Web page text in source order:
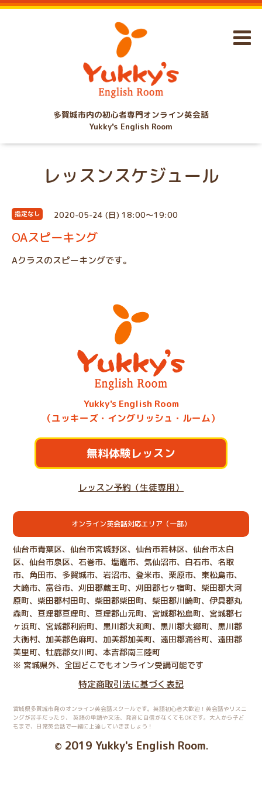
多賀城市内の初心者専門オンライン英会話
Yukky's English Room
レッスンスケジュール
指定なし 2020-05-24 (日) 18:00～19:00
OAスピーキング
Aクラスのスピーキングです。
Yukky's English Room
（ユッキーズ・イングリッシュ・ルーム）
無料体験レッスン
レッスン予約（生徒専用）
オンライン英会話対応エリア（一部）
仙台市青葉区、仙台市宮城野区、仙台市若林区、仙台市太白
区、仙台市泉区、石巻市、塩竈市、気仙沼市、白石市、名取
市、角田市、多賀城市、岩沼市、登米市、栗原市、東松島市、
大崎市、富谷市、刈田郡蔵王町、刈田郡七ヶ宿町、柴田郡大河
原町、柴田郡村田町、柴田郡柴田町、柴田郡川崎町、伊具郡丸
森町、亘理郡亘理町、亘理郡山元町、宮城郡松島町、宮城郡七
ヶ浜町、宮城郡利府町、黒川郡大和町、黒川郡大郷町、黒川郡
大衡村、加美郡色麻町、加美郡加美町、遠田郡涌谷町、遠田郡
美里町、牡鹿郡女川町、本吉郡南三陸町
※ 宮城県外、全国どこでもオンライン受講可能です
特定商取引法に基づく表記
宮城県多賀城市発のオンライン英会話スクールです。英語初心者大歓迎！英会話やリスニ
ングが苦手だったり、
英語の単語や文法、発音に自信がなくてもOKです。大人から子ど
もまで、日常英会話で一緒に上達していきましょう！
© 2019 Yukky's English Room.